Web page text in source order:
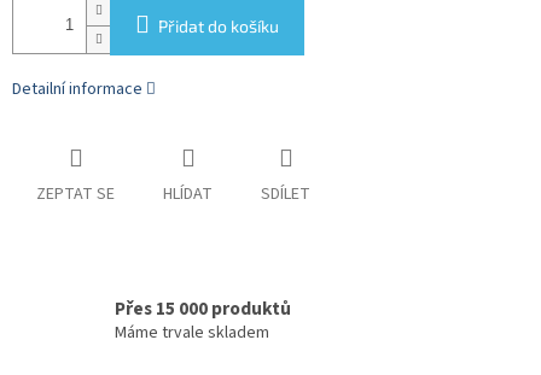
Přidat do košíku
Detailní informace
ZEPTAT SE HLÍDAT SDÍLET
Přes 15 000 produktů
Máme trvale skladem